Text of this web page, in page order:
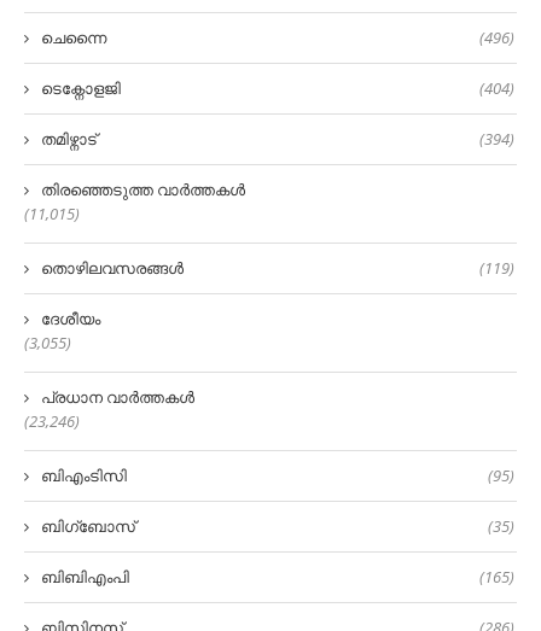
ചെന്നൈ (496)
ടെക്നോളജി (404)
തമിഴ്നാട് (394)
തിരഞ്ഞെടുത്ത വാർത്തകൾ
(11,015)
തൊഴിലവസരങ്ങൾ (119)
ദേശീയം
(3,055)
പ്രധാന വാർത്തകൾ
(23,246)
ബിഎംടിസി (95)
ബിഗ്‌ബോസ് (35)
ബിബിഎംപി (165)